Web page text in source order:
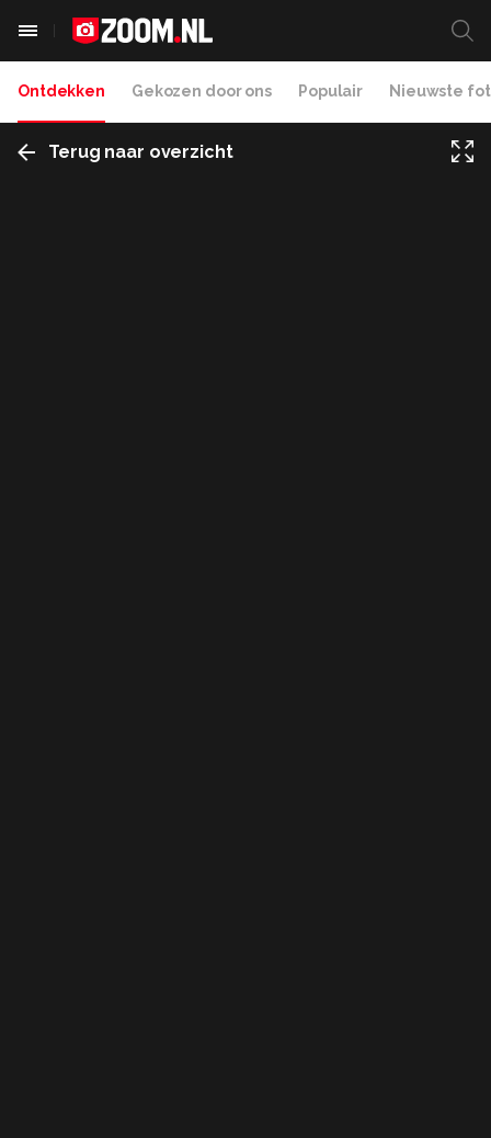
Ontdekken Gekozen door ons Populair Nieuwste
Terug naar overzicht